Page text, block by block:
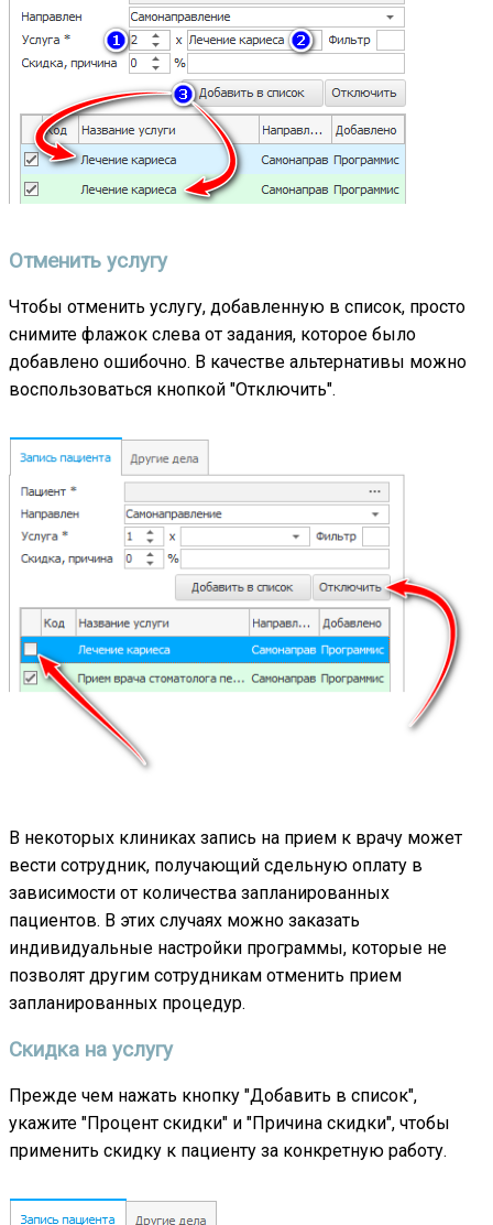
Отменить услугу
Чтобы отменить услугу, добавленную в список, просто
снимите флажок слева от задания, которое было
добавлено ошибочно. В качестве альтернативы можно
воспользоваться кнопкой "Отключить".
В некоторых клиниках запись на прием к врачу может
вести сотрудник, получающий сдельную оплату в
зависимости от количества запланированных
пациентов. В этих случаях можно заказать
индивидуальные настройки программы, которые не
позволят другим сотрудникам отменить прием
запланированных процедур.
Скидка на услугу
Прежде чем нажать кнопку "Добавить в список",
укажите "Процент скидки" и "Причина скидки", чтобы
применить скидку к пациенту за конкретную работу.